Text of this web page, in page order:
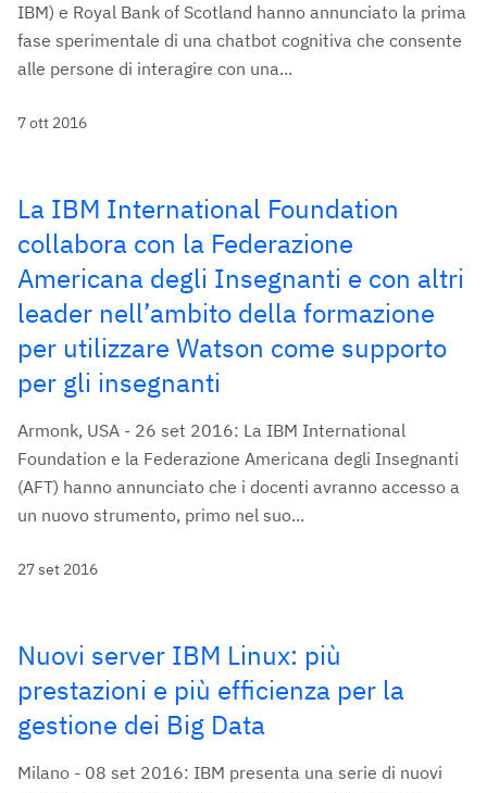
IBM) e Royal Bank of Scotland hanno annunciato la prima
fase sperimentale di una chatbot cognitiva che consente
alle persone di interagire con una...
7 ott 2016
La IBM International Foundation
collabora con la Federazione
Americana degli Insegnanti e con altri
leader nell’ambito della formazione
per utilizzare Watson come supporto
per gli insegnanti
Armonk, USA - 26 set 2016: La IBM International
Foundation e la Federazione Americana degli Insegnanti
(AFT) hanno annunciato che i docenti avranno accesso a
un nuovo strumento, primo nel suo...
27 set 2016
Nuovi server IBM Linux: più
prestazioni e più efficienza per la
gestione dei Big Data
Milano - 08 set 2016: IBM presenta una serie di nuovi